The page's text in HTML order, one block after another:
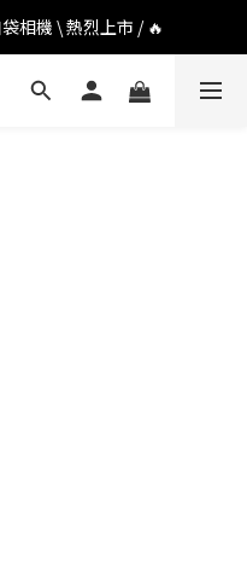
相機 \ 熱烈上市 / 🔥
相機 \ 熱烈上市 / 🔥
相機 \ 熱烈上市 / 🔥